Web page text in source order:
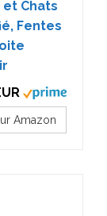
Chats
Fentes
Amazon